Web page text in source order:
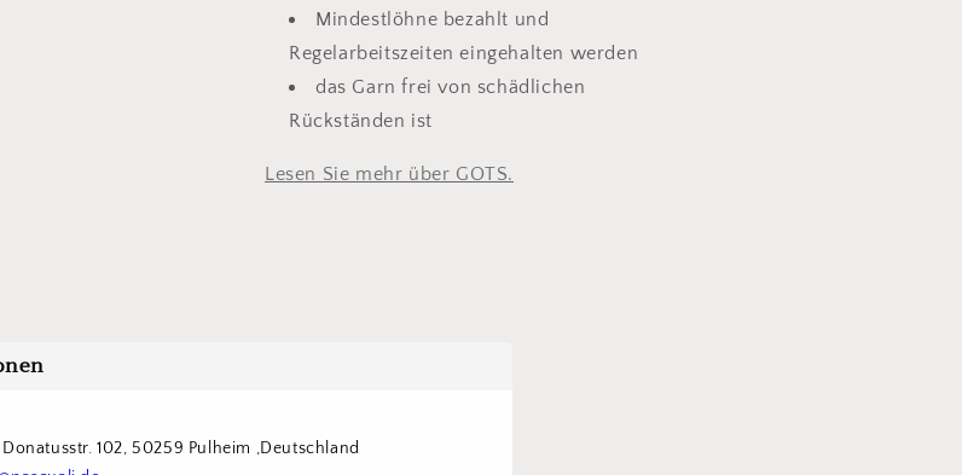
Mindestlöhne bezahlt und
Regelarbeitszeiten eingehalten werden
das Garn frei von schädlichen
Rückständen ist
Lesen Sie mehr über GOTS.
102, 50259 Pulheim ,Deutschland